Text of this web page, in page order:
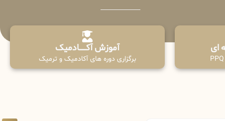
آموزش آکـــــــادمیک
برگزاری دوره های آکادمیک و ترمیک